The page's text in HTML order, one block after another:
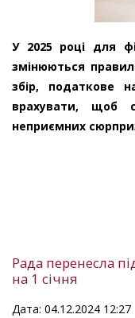
У 2025 році для
змінюються
збір, податкове
врахувати, щоб
неприємних
Рада перенесла
на 1 січня
Дата: 04.12.2024 12:27